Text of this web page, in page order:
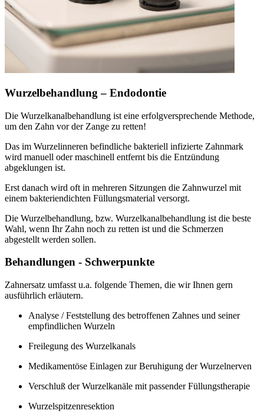
Wurzelbehandlung – Endodontie
Die Wurzelkanalbehandlung ist eine erfolgversprechende Methode,
um den Zahn vor der Zange zu retten!
Das im Wurzelinneren befindliche bakteriell infizierte Zahnmark
wird manuell oder maschinell entfernt bis die Entzündung
abgeklungen ist.
Erst danach wird oft in mehreren Sitzungen die Zahnwurzel mit
einem bakteriendichten Füllungsmaterial versorgt.
Die Wurzelbehandlung, bzw. Wurzelkanalbehandlung ist die beste
Wahl, wenn Ihr Zahn noch zu retten ist und die Schmerzen
abgestellt werden sollen.
Behandlungen - Schwerpunkte
Zahnersatz umfasst u.a. folgende Themen, die wir Ihnen gern
ausführlich erläutern.
Analyse / Feststellung des betroffenen Zahnes und seiner
empfindlichen Wurzeln
Freilegung des Wurzelkanals
Medikamentöse Einlagen zur Beruhigung der Wurzelnerven
Verschluß der Wurzelkanäle mit passender Füllungstherapie
Wurzelspitzenresektion